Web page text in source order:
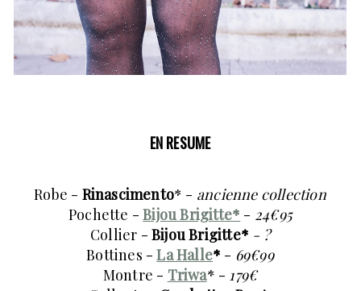
EN RESUME
Robe - Rinascimento* - ancienne collection
Pochette -Bijou Brigitte* - 24€95
Collier -Bijou Brigitte* - ?
Bottines -La Halle* - 69€99
Montre - Triwa* - 179€